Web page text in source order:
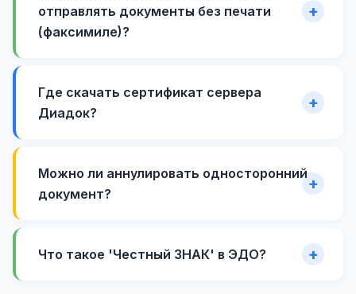
отправлять документы без печати
(факсимиле)?
Где скачать сертификат сервера
Диадок?
Можно ли аннулировать односторонний
документ?
Что такое 'Честный ЗНАК' в ЭДО?